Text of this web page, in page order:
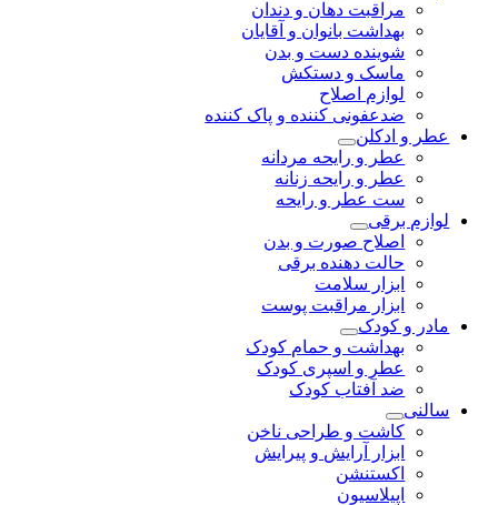
مراقبت دهان و دندان
بهداشت بانوان و آقایان
شوینده دست و بدن
ماسک و دستکش
لوازم اصلاح
ضدعفونی کننده و پاک کننده
عطر و ادکلن
عطر و رایحه مردانه
عطر و رایحه زنانه
ست عطر و رایحه
لوازم برقی
اصلاح صورت و بدن
حالت دهنده برقی
ابزار سلامت
ابزار مراقبت پوست
مادر و کودک
بهداشت و حمام کودک
عطر و اسپری کودک
ضد آفتاب کودک
سالنی
کاشت و طراحی ناخن
ابزار آرایش و پیرایش
اکستنشن
اپیلاسیون